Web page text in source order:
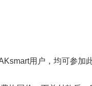
用户，均可参加